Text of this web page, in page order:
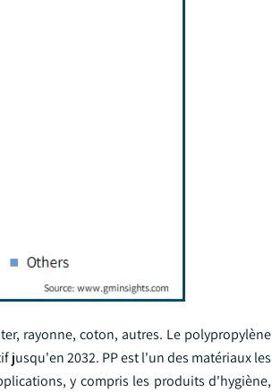
rayonne, coton, autres. Le polypropylène
2032. PP est l'un des matériaux les
y compris les produits d'hygiène,